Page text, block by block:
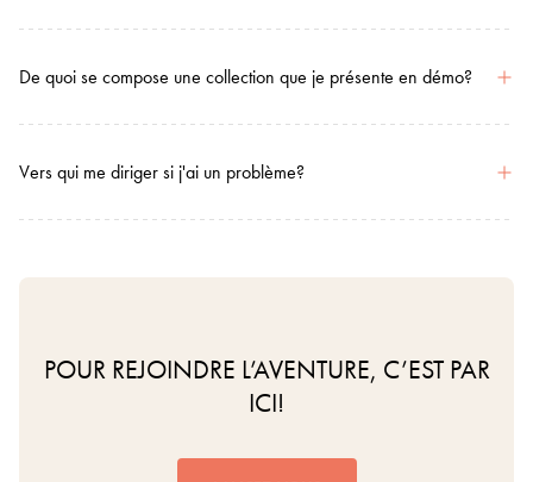
De quoi se compose une collection que je présente en démo?
Vers qui me diriger si j'ai un problème?
POUR REJOINDRE L’AVENTURE, C’EST PAR
ICI!